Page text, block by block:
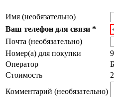
Имя (необязательно)
Ваш телефон для связи *
Почта (необязательно)
Номер(а) для покупки
Оператор
Стоимость
Комментарий (необязательно)